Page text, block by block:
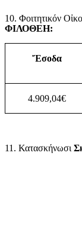
10. Φοιτητικόν
ΦΙΛΟΘΕΗ:
Ἔσοδα
4.909,04€
11. Κατασκήνωσι